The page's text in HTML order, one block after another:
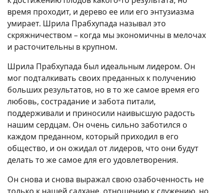
время проходит, и дерево ее или его энтузиазма
умирает. Шрила Прабхупада называл это
скряжничеством – когда мы экономичны в мелочах
и расточительны в крупном.
Шрила Прабхупада был идеальным лидером. Он
мог подталкивать своих преданных к получению
больших результатов, но в то же самое время его
любовь, сострадание и забота питали,
поддерживали и приносили наивысшую радость
нашим сердцам. Он очень сильно заботился о
каждом преданном, который приходил в его
общество, и он ожидал от лидеров, что они будут
делать то же самое для его удовлетворения.
Он снова и снова выражал свою озабоченность не